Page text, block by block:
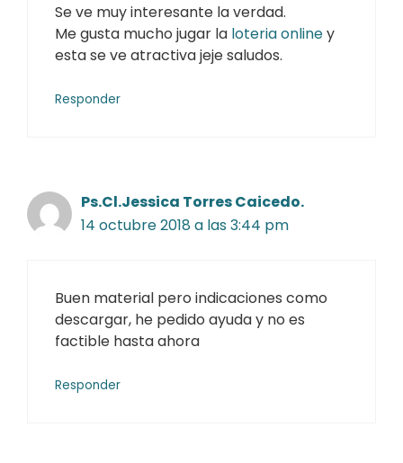
Se ve muy interesante la verdad.
Me gusta mucho jugar la loteria onliney
esta se ve atractiva jeje saludos.
Responder
Ps.Cl.Jessica Torres Caicedo.
14 octubre 2018 a las 3:44 pm
Buen material pero indicaciones como
descargar, he pedido ayuda y no es
factible hasta ahora
Responder